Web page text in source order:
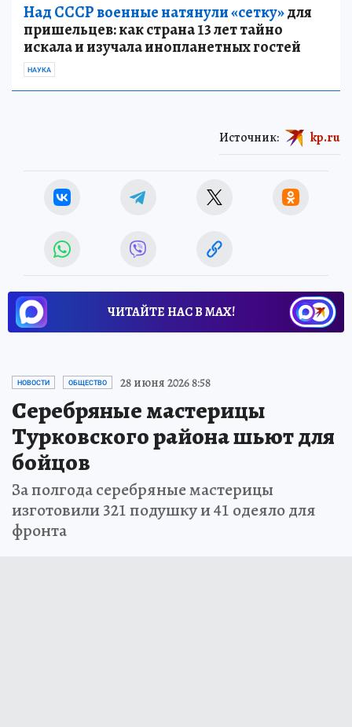
Над СССР военные натянули «сетку»для
пришельцев: как страна 13 лет тайно
искала и изучала инопланетных гостей
НАУКА
Источник: kp.ru
ЧИТАЙТЕ НАС В МАХ!
НОВОСТИ ОБЩЕСТВО 28 июня 2026 8:58
Серебряные мастерицы
Турковского района шьют для
бойцов
За полгода серебряные мастерицы
изготовили 321 подушку и 41 одеяло для
фронта